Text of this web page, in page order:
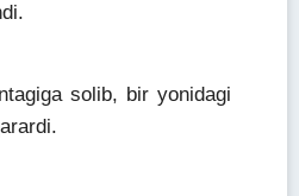
solib, bir yonidagi